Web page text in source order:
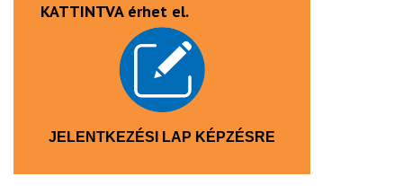
KATTINTVA érhet el.
JELENTKEZÉSI LAP KÉPZÉSRE